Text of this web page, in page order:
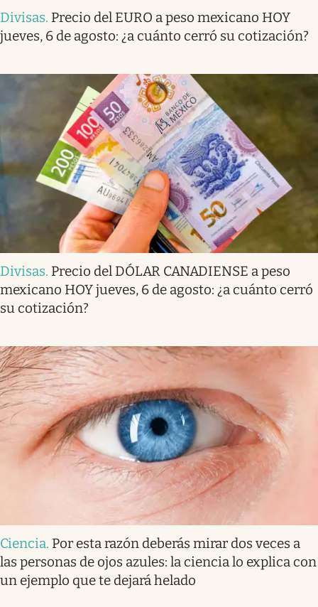
Divisas. Precio del EURO a peso mexicano HOY
jueves, 6 de agosto: ¿a cuánto cerró su cotización?
Divisas. Precio del DÓLAR CANADIENSE a peso
mexicano HOY jueves, 6 de agosto: ¿a cuánto cerró
su cotización?
Ciencia. Por esta razón deberás mirar dos veces a
las personas de ojos azules: la ciencia lo explica con
un ejemplo que te dejará helado